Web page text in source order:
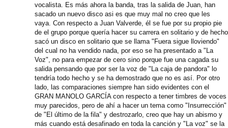
vocalista. Es más ahora la banda, tras la salida de Juan, han
sacado un nuevo disco asi es que muy mal no creo que les
vaya. Con respecto a Juan Valverde, él se fue por su propio pie
de el grupo porque quería hacer su carrera en solitario y de hecho
sacó un disco en solitario que se llama "Fuera sigue lloviendo"
del cual no ha vendido nada, por eso se ha presentado a "La
Voz", no para empezar de cero sino porque fue una cagada su
salida pensando que por ser la voz de "La caja de pandora" lo
tendría todo hecho y se ha demostrado que no es así. Por otro
lado, las comparaciones siempre han sido evidentes con el
GRAN MANOLO GARCÍA con respecto a tener timbres de voces
muy parecidos, pero de ahí a hacer un tema como "Insurrección"
de "El último de la fila" y destrozarlo, creo que hay un abismo y
más cuando está desafinado en toda la canción y "La voz" se la